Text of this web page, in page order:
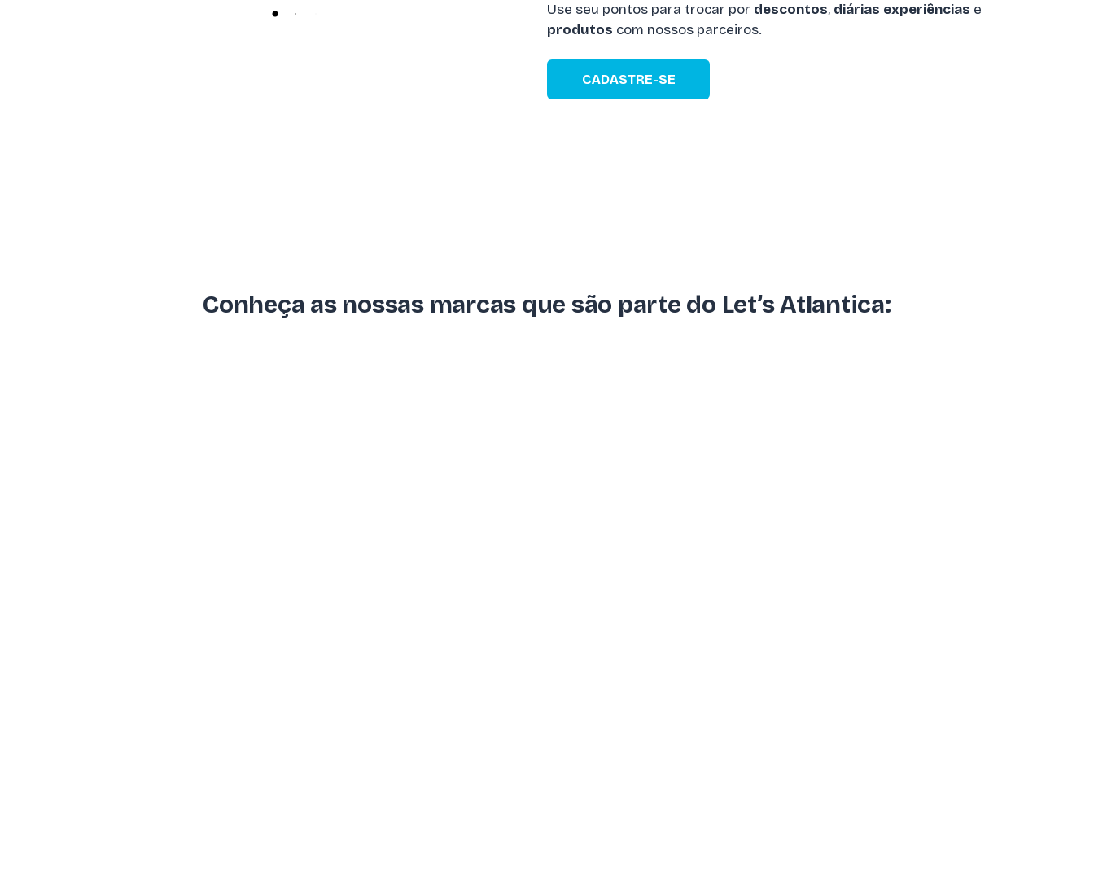
Use seu pontos para trocar por descontos, diárias experiências e
produtos com nossos parceiros.
CADASTRE-SE
Conheça as nossas marcas que são parte do Let’s Atlantica: